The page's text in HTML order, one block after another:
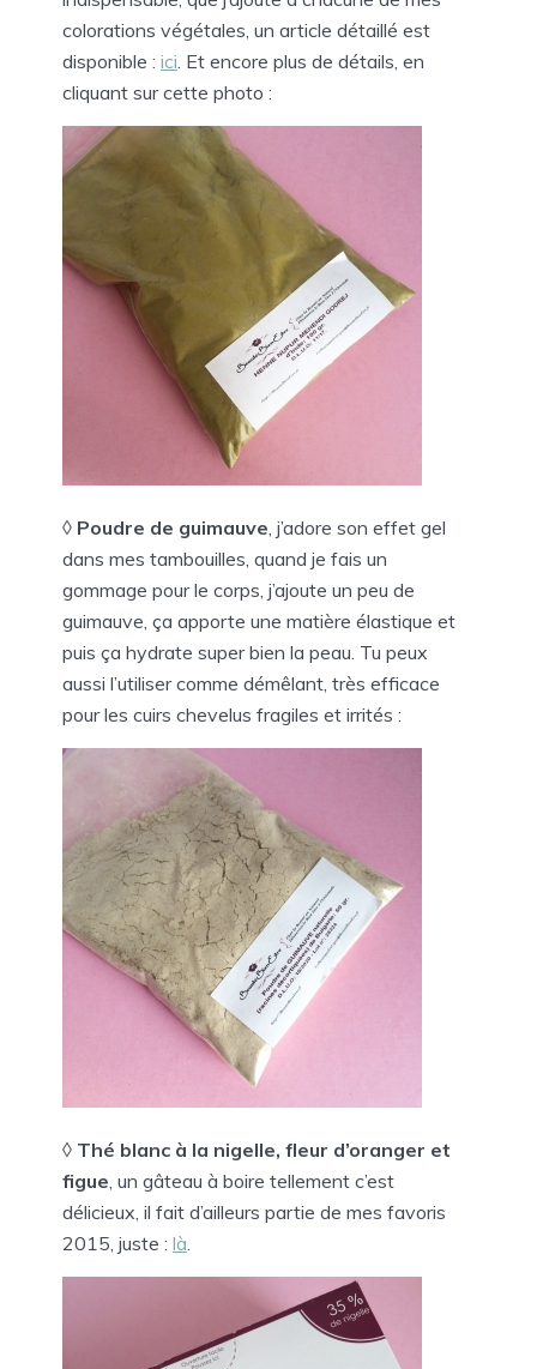
colorations végétales, un article détaillé est
disponible : ici . Et encore plus de détails, en
cliquant sur cette photo :
◊ Poudre de guimauve , j’adore son effet gel
dans mes tambouilles, quand je fais un
gommage pour le corps, j’ajoute un peu de
guimauve, ça apporte une matière élastique et
puis ça hydrate super bien la peau. Tu peux
aussi l’utiliser comme démêlant, très efficace
pour les cuirs chevelus fragiles et irrités :
◊ Thé blanc à la nigelle, fleur d’oranger et
figue , un gâteau à boire tellement c’est
délicieux, il fait d’ailleurs partie de mes favoris
2015, juste : là